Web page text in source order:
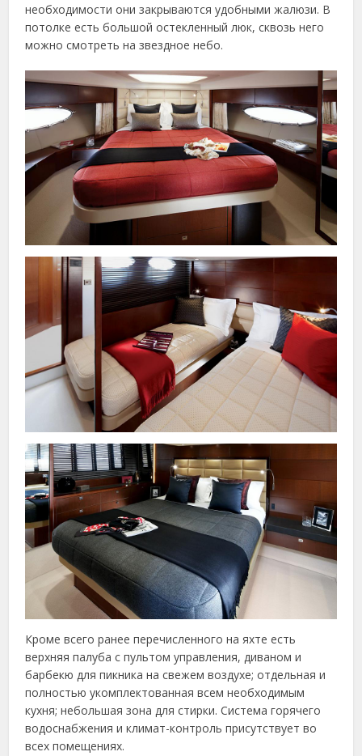
необходимости они закрываются удобными жалюзи. В
потолке есть большой остекленный люк, сквозь него
можно смотреть на звездное небо.
Кроме всего ранее перечисленного на яхте есть
верхняя палуба с пультом управления, диваном и
барбекю для пикника на свежем воздухе; отдельная и
полностью укомплектованная всем необходимым
кухня; небольшая зона для стирки. Система горячего
водоснабжения и климат-контроль присутствует во
всех помещениях.